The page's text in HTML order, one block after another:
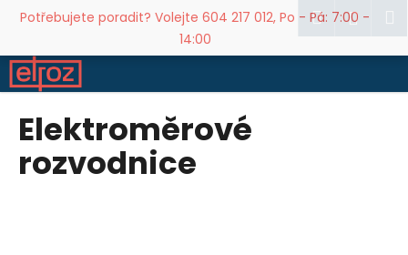
Potřebujete poradit? Volejte 604 217 012, Po - Pá: 7:00 -
14:00
Hledat
Elektroměrové
rozvodnice
š
C
o
p
o